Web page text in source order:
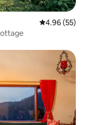
レビュー55
4.96 (55)